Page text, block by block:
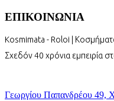
ΕΠΙΚΟΙΝΩΝΙΑ
Kosmimata - Roloi |
Σχεδόν 40 χρόνια εμπειρία
Γεωργίου Παπανδρέου 49,